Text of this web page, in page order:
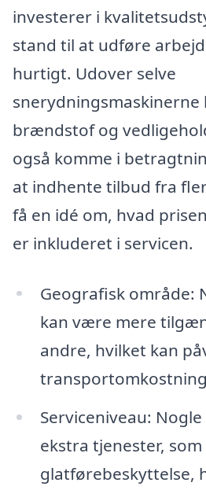
investerer i
stand til at udføre
hurtigt. Udover selve
brændstof og
også komme i
at indhente tilbud fra
få en idé om, hvad
er inkluderet i servicen.
Geografisk område:
kan være mere
andre, hvilket kan
Serviceniveau:
ekstra tjenester,
glatførebeskyttelse,